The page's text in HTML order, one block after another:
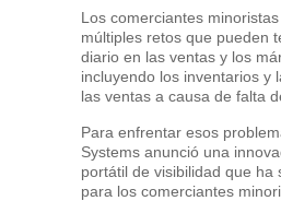
Los comerciantes
múltiples retos que pueden
diario en las ventas y los
incluyendo los inventarios y
las ventas a causa de falta
Para enfrentar esos
Systems anunció una
portátil de visibilidad que ha
para los comerciantes